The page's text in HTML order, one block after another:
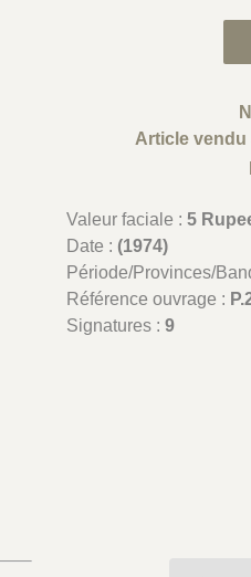
Article
Valeur faciale :5
Date : (1974)
Période/Provinces/
Référence ouvrage :
Signatures :9